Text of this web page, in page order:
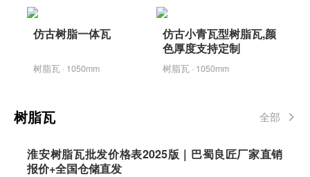
仿古树脂一体瓦
树脂瓦 · 1050mm
仿古小青瓦型树脂瓦,颜
色厚度支持定制
树脂瓦 · 1050mm
树脂瓦 全部
淮安树脂瓦批发价格表2025版｜巴蜀良匠厂家直销
报价+全国仓储直发